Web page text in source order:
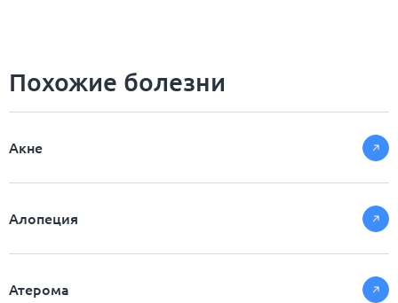
Похожие болезни
Акне
Алопеция
Атерома